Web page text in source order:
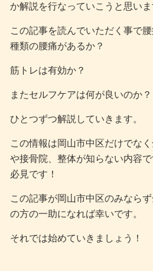
か解説を行なっていこうと思いま
この記事を読んでいただく事で
種類の腰痛があるか？
筋トレは有効か？
またセルフケアは何が良いのか？
ひとつずつ解説していきます。
この情報は岡山市中区だけでな
や接骨院、整体が知らない内容
必見です！
この記事が岡山市中区のみなら
の方の一助になれば幸いです。
それでは始めていきましょう！